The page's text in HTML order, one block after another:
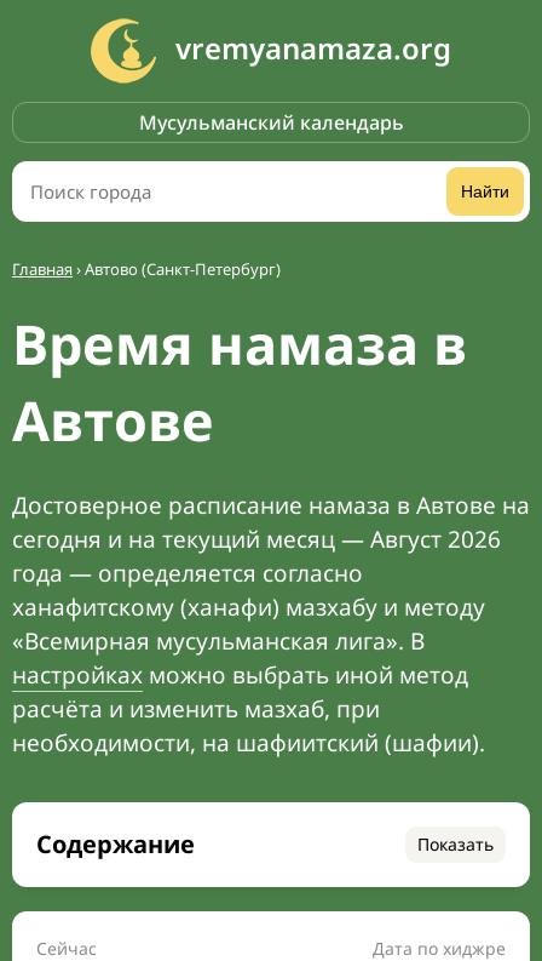
vremyanamaza.org
Мусульманский календарь
Найти
Главная›Автово (Санкт-Петербург)
Время намаза в
Автове
Достоверное расписание намаза в Автове на
сегодня и на текущий месяц — Август 2026
года — определяется согласно
ханафитскому (ханафи) мазхабу и методу
«Всемирная мусульманская лига». В
настройках можно выбрать иной метод
расчёта и изменить мазхаб, при
необходимости, на шафиитский (шафии).
Содержание Показать
Время намаза на сегодня
Расписание на месяц
Сейчас Дата по хиджре